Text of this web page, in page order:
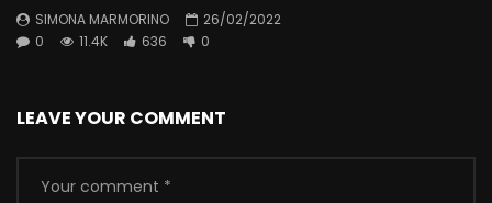
SIMONA MARMORINO
26/02/2022
0
11.4K 636 0
LEAVE YOUR COMMENT